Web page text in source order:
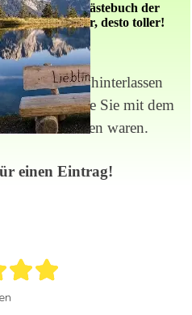
in das Gästebuch der
Je voller, desto toller!
Bewertung hinterlassen
mitteilen, wie Sie mit dem
zufrieden waren.
einen Eintrag!